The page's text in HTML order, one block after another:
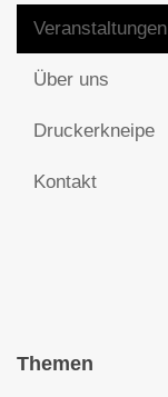
Veranstaltungen
Über uns
Druckerkneipe
Kontakt
Themen